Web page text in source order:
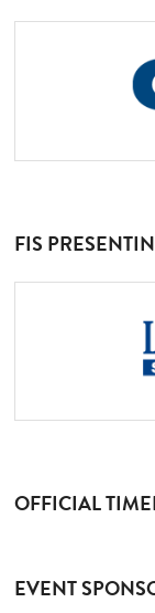
FIS
OFFICIAL
EVENT